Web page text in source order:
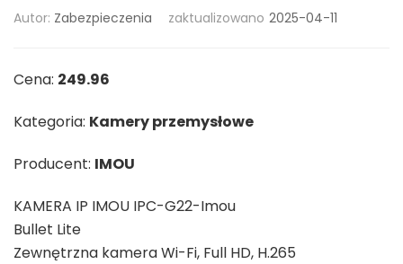
Autor: Zabezpieczenia zaktualizowano 2025-04-11
Cena: 249.96
Kategoria: Kamery przemysłowe
Producent: IMOU
KAMERA IP IMOU IPC-G22-Imou
Bullet Lite
Zewnętrzna kamera Wi-Fi, Full HD, H.265